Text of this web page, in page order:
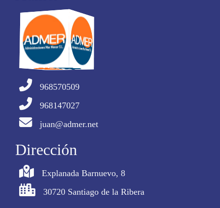
968570509
968147027
juan@admer.net
Dirección
Explanada Barnuevo, 8
30720 Santiago de la Ribera